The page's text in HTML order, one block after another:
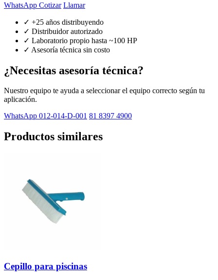
WhatsApp Cotizar Llamar
✓ +25 años distribuyendo
✓ Distribuidor autorizado
✓ Laboratorio propio hasta ~100 HP
✓ Asesoría técnica sin costo
¿Necesitas asesoría técnica?
Nuestro equipo te ayuda a seleccionar el equipo correcto según tu
aplicación.
WhatsApp 012-014-D-001 81 8397 4900
Productos similares
Cepillo para piscinas